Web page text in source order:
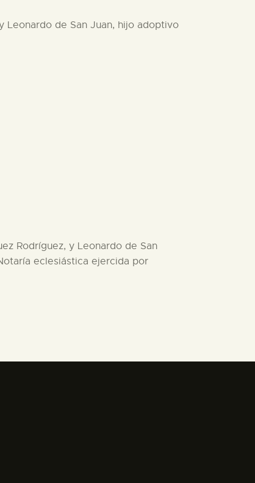
Leonardo de San Juan, hijo adoptivo
Rodríguez, y Leonardo de San
eclesiástica ejercida por